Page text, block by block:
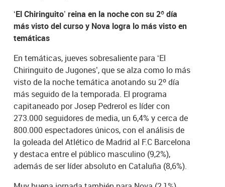
‘El Chiringuito’ reina en la noche con su 2º día
más visto del curso y Nova logra lo más visto en
temáticas
En temáticas, jueves sobresaliente para ‘El
Chiringuito de Jugones’, que se alza como lo más
visto de la noche temática anotando su 2º día
más seguido de la temporada. El programa
capitaneado por Josep Pedrerol es líder con
273.000 seguidores de media, un 6,4% y cerca de
800.000 espectadores únicos, con el análisis de
la goleada del Atlético de Madrid al F.C Barcelona
y destaca entre el público masculino (9,2%),
además de ser líder absoluto en Cataluña (8,6%).